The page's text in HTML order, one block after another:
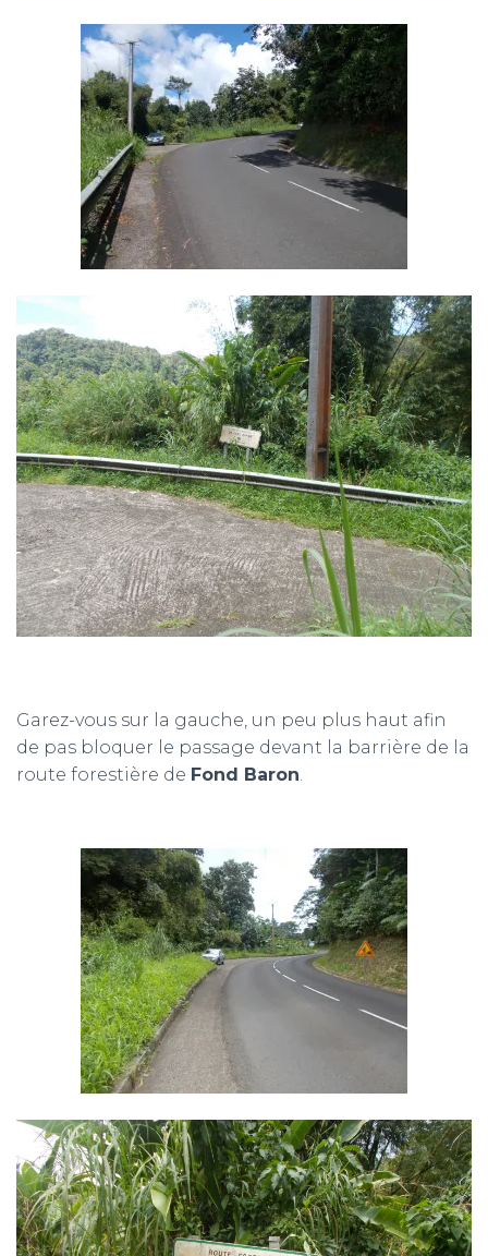
Garez-vous sur la gauche, un peu plus haut afin
de pas bloquer le passage devant la barrière de la
route forestière de Fond Baron.